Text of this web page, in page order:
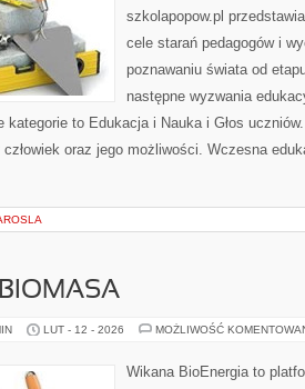
szkolapopow.pl
cele starań pedagogów i
poznawaniu świata od
następne wyzwania
kategorie to Edukacja i Nauka i Głos
człowiek oraz jego możliwości. Wczesna
LUT - 12 - 2026 MOŻLIWOŚĆ
Wikana BioEnergia to